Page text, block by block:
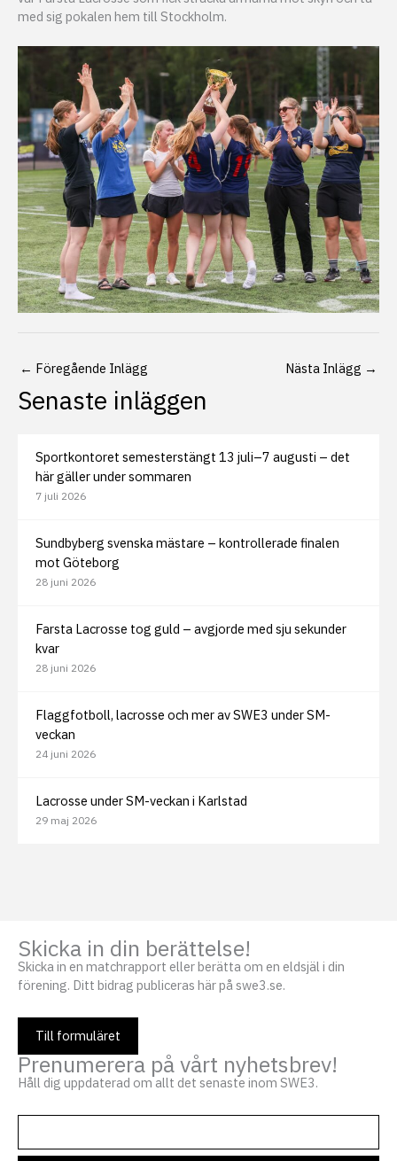
med sig pokalen hem till Stockholm.
← Föregående Inlägg Nästa Inlägg →
Senaste inläggen
Sportkontoret semesterstängt 13 juli–7 augusti – det
här gäller under sommaren
7 juli 2026
Sundbyberg svenska mästare – kontrollerade finalen
mot Göteborg
28 juni 2026
Farsta Lacrosse tog guld – avgjorde med sju sekunder
kvar
28 juni 2026
Flaggfotboll, lacrosse och mer av SWE3 under SM-
veckan
24 juni 2026
Lacrosse under SM-veckan i Karlstad
29 maj 2026
Skicka in din berättelse!
Skicka in en matchrapport eller berätta om en eldsjäl i din
förening. Ditt bidrag publiceras här på swe3.se.
Till formuläret
Prenumerera på vårt nyhetsbrev!
Håll dig uppdaterad om allt det senaste inom SWE3.